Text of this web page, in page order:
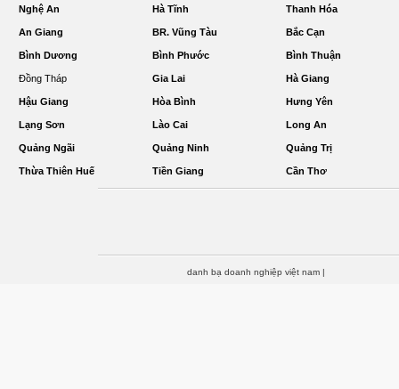
Nghệ An Hà Tĩnh Thanh Hóa
An Giang BR. Vũng Tàu Bắc Cạn
Bình Dương Bình Phước Bình Thuận
Đồng Tháp Gia Lai Hà Giang
Hậu Giang Hòa Bình Hưng Yên
Lạng Sơn Lào Cai Long An
Quảng Ngãi Quảng Ninh Quảng Trị
Thừa Thiên Huế Tiền Giang Cần Thơ
danh bạ doanh nghiệp việt nam |